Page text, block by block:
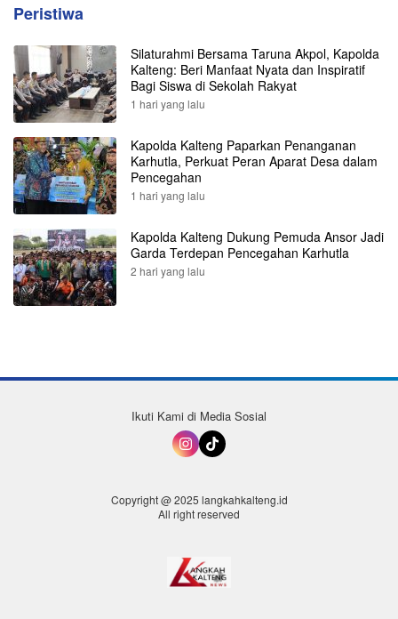
Peristiwa
Silaturahmi Bersama Taruna Akpol, Kapolda
Kalteng: Beri Manfaat Nyata dan Inspiratif
Bagi Siswa di Sekolah Rakyat
1 hari yang lalu
Kapolda Kalteng Paparkan Penanganan
Karhutla, Perkuat Peran Aparat Desa dalam
Pencegahan
1 hari yang lalu
Kapolda Kalteng Dukung Pemuda Ansor Jadi
Garda Terdepan Pencegahan Karhutla
2 hari yang lalu
Ikuti Kami di Media Sosial
Copyright @ 2025 langkahkalteng.id
All right reserved